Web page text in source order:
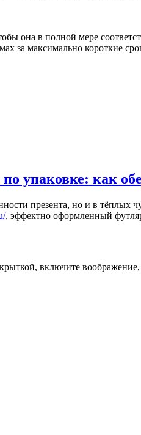
она в полной мере
максимально короткие
упаковке: как
презента, но и в тёплых
, эффектно оформленный
включите воображение,